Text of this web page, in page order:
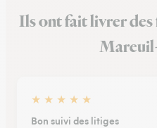
Ils ont fait livrer des
★ ★ ★ ★ ★
Bon suivi des litiges